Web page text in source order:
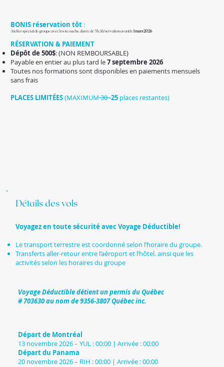
BONIS réservation tôt :
Atelier spécial de groupe avec les 4 coachs, durée de 3 h. Réservation avant le1 mars 2026
RÉSERVATION & PAIEMENT
Dépôt de 500$: (NON REMBOURSABLE)
Payable en entier au plus tard le7 septembre 2026
Toutes nos formations sont disponibles en paiements mensuels
sans frais
PLACES LIMITÉES(MAXIMUM30-25 places restantes)
Détails des vols
Voyagez en toute sécurité avec Voyage Déductible!
Le transport terrestre est coordonné selon l’horaire du groupe.
Transferts aller-retour entre l’aéroport et l’hôtel. ainsi que les
activités selon les horaires du groupe
Voyage Déductible détient un permis du Québec
# 703630 au nom de 9356-3807 Québec inc.
Départ de Montréal
13 novembre 2026 – YUL : 00:00 | Arrivée : 00:00
Départ du Panama
20 novembre 2026 – RIH : 00:00 | Arrivée : 00:00